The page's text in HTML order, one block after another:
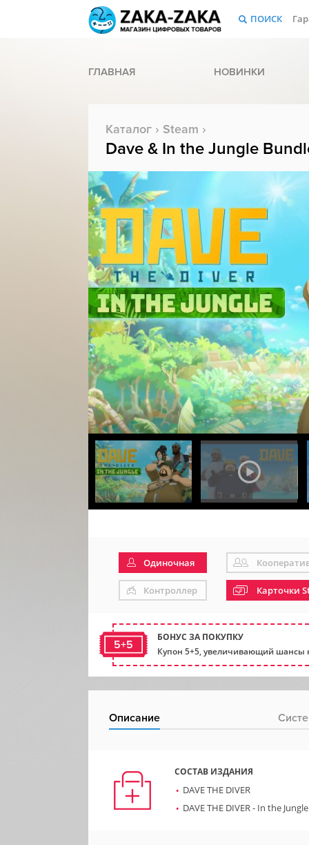
ПОИСК
ГЛАВНАЯ НОВИНКИ
Каталог › Steam ›
Dave & In the Jungle
Одиночная
Контроллер Карточки
5+5
БОНУС ЗА ПОКУПКУ
Купон 5+5, увеличивающий шансы
Описание
СОСТАВ ИЗДАНИЯ
DAVE THE DIVER
DAVE THE DIVER - In the